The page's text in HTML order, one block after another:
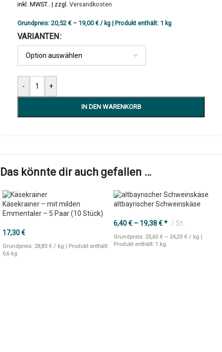
inkl. MWST.. | zzgl. Versandkosten
Grundpreis: 20,52 € – 19,00€ / kg | Produkt enthält: 1 kg
VARIANTEN
- +
IN DEN WARENKORB
Das könnte dir auch gefallen …
Käsekrainer – mit milden
Emmentaler – 5 Paar (10 Stück)
17,30€
Grundpreis: 28,83 € / kg | Produkt enthält:
0,6 kg
altbayrischer Schweinskäse
6,40€ – 19,38€* St.
Grundpreis: 25,60 € – 24,23 € / kg |
Produkt enthält: 1 kg